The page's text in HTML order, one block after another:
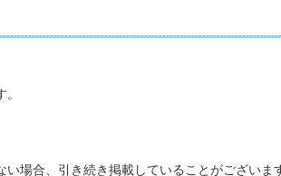
場合、引き続き掲載していることがございま